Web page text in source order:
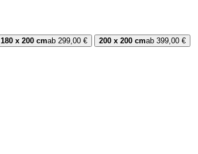
180 x 200 cmab 299,00 € 200 x 200 cmab 399,00 €